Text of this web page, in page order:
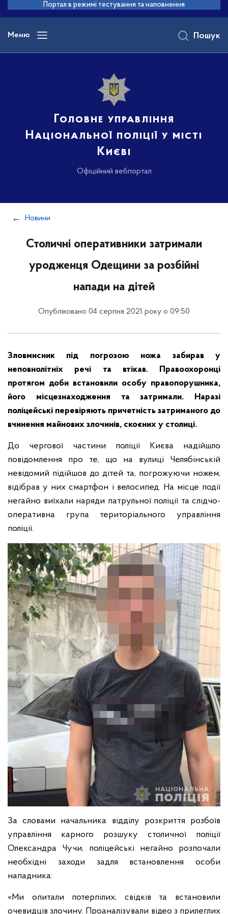
основного
вмісту
Портал в режимі тестування та наповнення
Меню
Головне управління
Національної поліції у місті
Києві
Офіційний вебпортал
Пошук
Новини
Столичні оперативники затримали
уродженця Одещини за розбійні
напади на дітей
Опубліковано 04 серпня 2021 року о 09:50
Зловмисник під погрозою ножа забирав у
неповнолітніх речі та втікав. Правоохоронці
протягом доби встановили особу правопорушника,
його місцезнаходження та затримали. Наразі
поліцейські перевіряють причетність затриманого до
вчинення майнових злочинів, скоєних у столиці.
До чергової частини поліції Києва надійшло
повідомлення про те, що на вулиці Челябінській
невідомий підійшов до дітей та, погрожуючи ножем,
відібрав у них смартфон і велосипед. На місце події
негайно виїхали наряди патрульної поліції та слідчо-
оперативна група територіального управління
поліції.
За словами начальника відділу розкриття розбоїв
управління карного розшуку столичної поліції
Олександра Чучи, поліцейські негайно розпочали
необхідні заходи задля встановлення особи
нападника:
«Ми опитали потерпілих, свідків та встановили
очевидців злочину. Проаналізували відео з прилеглих